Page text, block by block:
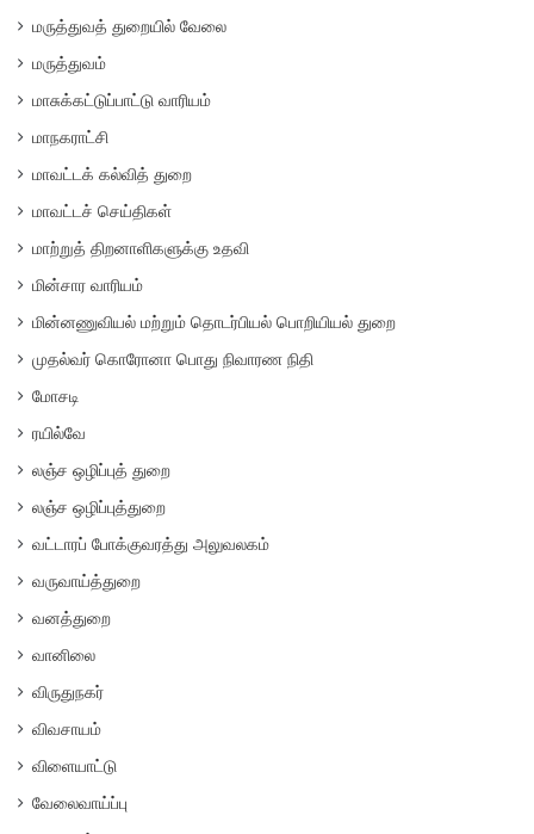
மருத்துவத் துறையில் வேலை
மருத்துவம்
மாசுக்கட்டுப்பாட்டு வாரியம்
மாநகராட்சி
மாவட்டக் கல்வித் துறை
மாவட்டச் செய்திகள்
மாற்றுத் திறனாளிகளுக்கு உதவி
மின்சார வாரியம்
மின்னணுவியல் மற்றும் தொடர்பியல் பொறியியல் துறை
முதல்வர் கொரோனா பொது நிவாரண நிதி
மோசடி
ரயில்வே
லஞ்ச ஒழிப்புத் துறை
லஞ்ச ஒழிப்புத்துறை
வட்டாரப் போக்குவரத்து அலுவலகம்
வருவாய்த்துறை
வனத்துறை
வானிலை
விருதுநகர்
விவசாயம்
விளையாட்டு
வேலைவாய்ப்பு